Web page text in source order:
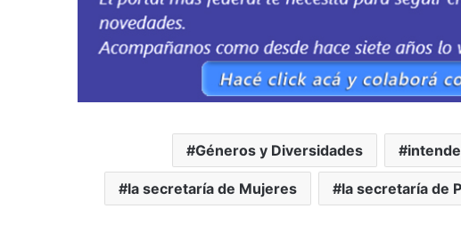
Géneros y Diversidades
la secretaría de Mujeres la secretaría de